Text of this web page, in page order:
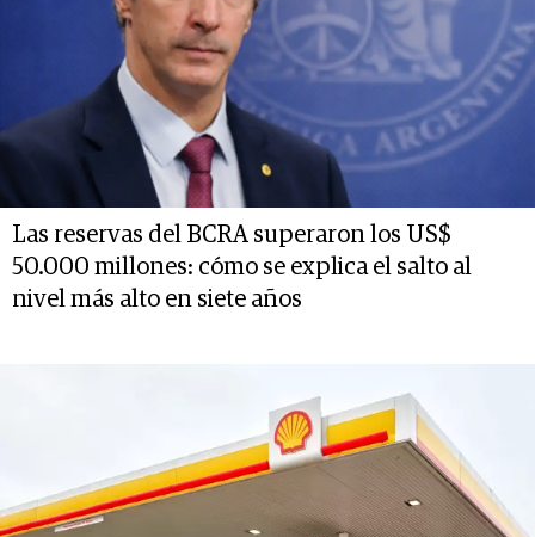
Las reservas del BCRA superaron los US$
50.000 millones: cómo se explica el salto al
nivel más alto en siete años